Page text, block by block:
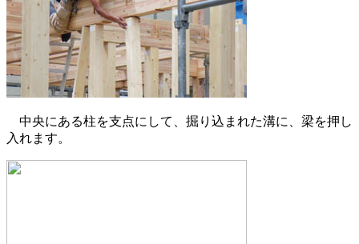
中央にある柱を支点にして、掘り込まれた溝に、梁を押し
入れます。